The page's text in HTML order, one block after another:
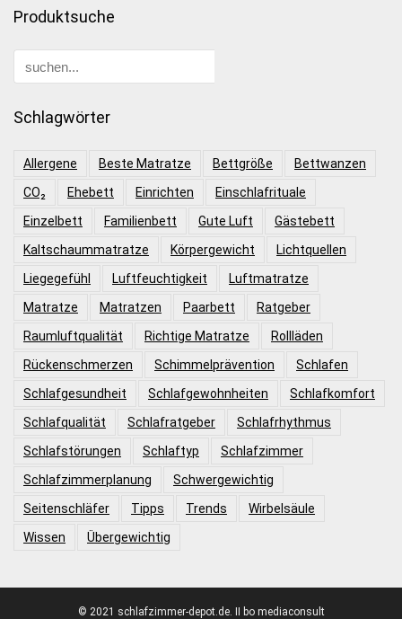
Produktsuche
Schlagwörter
Allergene Beste Matratze Bettgröße
Bettwanzen
CO₂
Ehebett Einrichten
Einschlafrituale
Einzelbett
Familienbett Gute Luft
Gästebett
Kaltschaummatratze
Körpergewicht
Lichtquellen
Liegegefühl
Luftfeuchtigkeit
Luftmatratze
Matratze
Matratzen Paarbett
Ratgeber
Raumluftqualität
Richtige Matratze
Rollläden
Rückenschmerzen
Schimmelprävention
Schlafen
Schlafgesundheit
Schlafgewohnheiten
Schlafkomfort
Schlafqualität
Schlafratgeber
Schlafrhythmus
Schlafstörungen
Schlaftyp
Schlafzimmer
Schlafzimmerplanung
Schwergewichtig
Seitenschläfer
Tipps Trends
Wirbelsäule
Wissen
Übergewichtig
© 2021 schlafzimmer-depot.de. II bo mediaconsult